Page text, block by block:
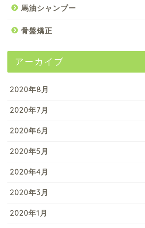
馬油シャンプー
骨盤矯正
アーカイブ
2020年8月
2020年7月
2020年6月
2020年5月
2020年4月
2020年3月
2020年1月